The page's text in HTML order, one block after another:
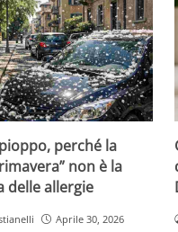
perché la
non è la
delle allergie
Aprile 30, 2026